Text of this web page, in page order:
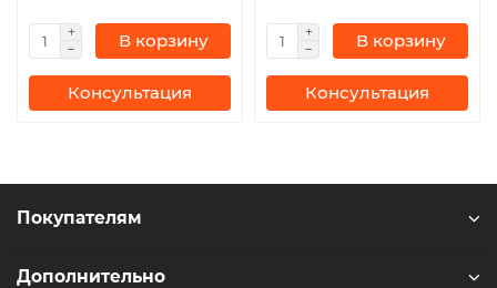
В корзину
Консультация
В корзину
Консультация
Покупателям
Дополнительно